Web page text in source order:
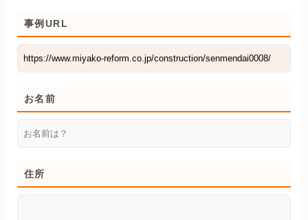
事例URL
お名前
住所